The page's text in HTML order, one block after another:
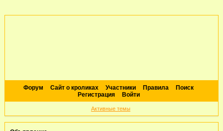
Форум Сайт о кроликах Участники Правила
Поиск
Регистрация
Войти
Активные темы